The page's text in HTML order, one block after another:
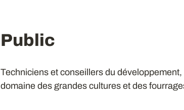
Public
Techniciens et conseillers du
domaine des grandes cultures et des